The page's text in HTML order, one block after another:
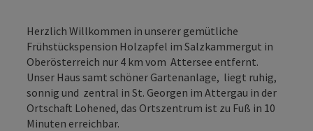
Herzlich Willkommen in unserer gemütliche
Frühstückspension Holzapfel im Salzkammergut in
Oberösterreich nur 4 km vom Attersee entfernt.
Unser Haus samt schöner Gartenanlage, liegt ruhig,
sonnig und zentral in St. Georgen im Attergau in der
Ortschaft Lohened, das Ortszentrum ist zu Fuß in 10
Minuten erreichbar.